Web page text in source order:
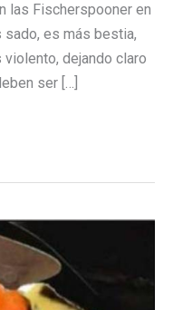
las Fischerspooner en
sado, es más bestia,
dejando claro
ser […]